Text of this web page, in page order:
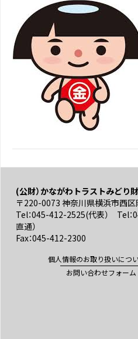
(公財）かながわトラストみどり
〒220-0073 神奈川県横浜市西
Tel：045-412-2525(代表） Tel
直通）
Fax：045-412-2300
個人情報のお取り扱いにつ
お問い合わせフォーム